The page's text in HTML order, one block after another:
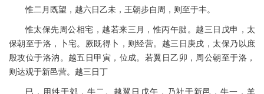
惟二月既望，越六日乙未，王朝步自周，则至于丰。
惟太保先周公相宅，越若来三月，惟丙午朏。越三日戊申，太
保朝至于洛，卜宅。厥既得卜，则经营。越三日庚戌，太保乃以庶
殷攻位于洛汭。越五日甲寅，位成。若翼日乙卯，周公朝至于洛，
则达观于新邑营。越三日丁
巳，用牲于郊，牛二。越翼日戊午，乃社于新邑，牛一，羊